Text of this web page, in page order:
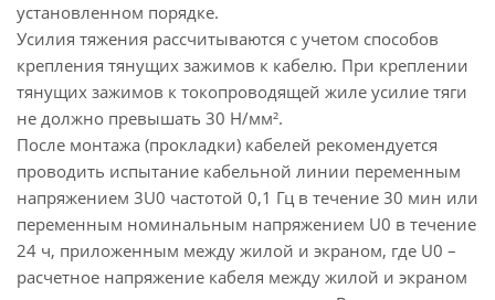
установленном порядке.
Усилия тяжения рассчитываются с учетом способов
крепления тянущих зажимов к кабелю. При креплении
тянущих зажимов к токопроводящей жиле усилие тяги
не должно превышать 30 Н/мм².
После монтажа (прокладки) кабелей рекомендуется
проводить испытание кабельной линии переменным
напряжением 3U0 частотой 0,1 Гц в течение 30 мин или
переменным номинальным напряжением U0 в течение
24 ч, приложенным между жилой и экраном, где U0 –
расчетное напряжение кабеля между жилой и экраном